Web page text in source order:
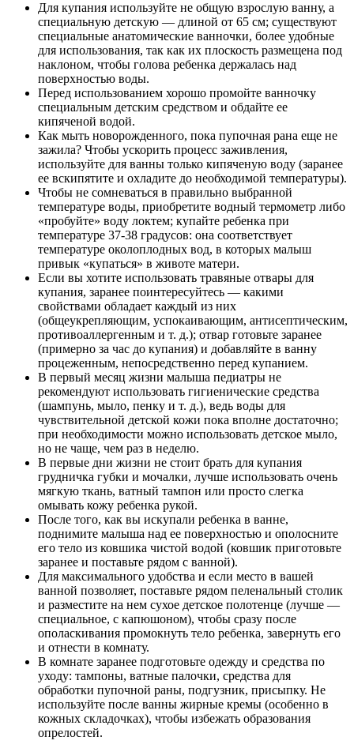
Для купания используйте не общую взрослую ванну, а
специальную детскую — длиной от 65 см; существуют
специальные анатомические ванночки, более удобные
для использования, так как их плоскость размещена под
наклоном, чтобы голова ребенка держалась над
поверхностью воды.
Перед использованием хорошо промойте ванночку
специальным детским средством и обдайте ее
кипяченой водой.
Как мыть новорожденного, пока пупочная рана еще не
зажила? Чтобы ускорить процесс заживления,
используйте для ванны только кипяченую воду (заранее
ее вскипятите и охладите до необходимой температуры).
Чтобы не сомневаться в правильно выбранной
температуре воды, приобретите водный термометр либо
«пробуйте» воду локтем; купайте ребенка при
температуре 37-38 градусов: она соответствует
температуре околоплодных вод, в которых малыш
привык «купаться» в животе матери.
Если вы хотите использовать травяные отвары для
купания, заранее поинтересуйтесь — какими
свойствами обладает каждый из них
(общеукрепляющим, успокаивающим, антисептическим,
противоаллергенным и т. д.); отвар готовьте заранее
(примерно за час до купания) и добавляйте в ванну
процеженным, непосредственно перед купанием.
В первый месяц жизни малыша педиатры не
рекомендуют использовать гигиенические средства
(шампунь, мыло, пенку и т. д.), ведь воды для
чувствительной детской кожи пока вполне достаточно;
при необходимости можно использовать детское мыло,
но не чаще, чем раз в неделю.
В первые дни жизни не стоит брать для купания
грудничка губки и мочалки, лучше использовать очень
мягкую ткань, ватный тампон или просто слегка
омывать кожу ребенка рукой.
После того, как вы искупали ребенка в ванне,
поднимите малыша над ее поверхностью и ополосните
его тело из ковшика чистой водой (ковшик приготовьте
заранее и поставьте рядом с ванной).
Для максимального удобства и если место в вашей
ванной позволяет, поставьте рядом пеленальный столик
и разместите на нем сухое детское полотенце (лучше —
специальное, с капюшоном), чтобы сразу после
ополаскивания промокнуть тело ребенка, завернуть его
и отнести в комнату.
В комнате заранее подготовьте одежду и средства по
уходу: тампоны, ватные палочки, средства для
обработки пупочной раны, подгузник, присыпку. Не
используйте после ванны жирные кремы (особенно в
кожных складочках), чтобы избежать образования
опрелостей.